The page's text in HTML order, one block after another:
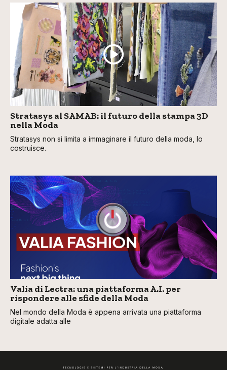
Stratasys al SAMAB: il futuro della stampa 3D
nella Moda
Stratasys non si limita a immaginare il futuro della moda, lo
costruisce.
Valia di Lectra: una piattaforma A.I. per
rispondere alle sfide della Moda
Nel mondo della Moda è appena arrivata una piattaforma
digitale adatta alle